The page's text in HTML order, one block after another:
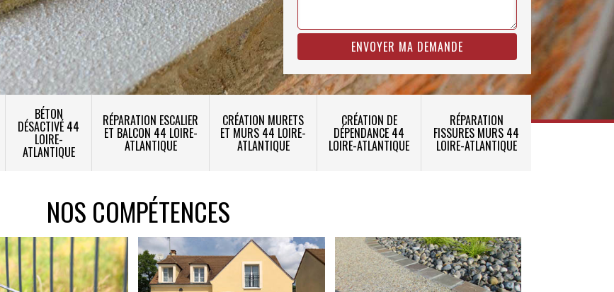
BÉTON
DÉSACTIVÉ 44
LOIRE-
ATLANTIQUE
RÉPARATION ESCALIER
ET BALCON 44 LOIRE-
ATLANTIQUE
CRÉATION MURETS
ET MURS 44 LOIRE-
ATLANTIQUE
CRÉATION DE
DÉPENDANCE 44
LOIRE-ATLANTIQUE
RÉPARATION
FISSURES MURS 44
LOIRE-ATLANTIQUE
NOS COMPÉTENCES